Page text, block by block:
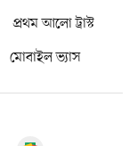
প্রথম আলো ট্রাস্ট
মোবাইল ভ্যাস